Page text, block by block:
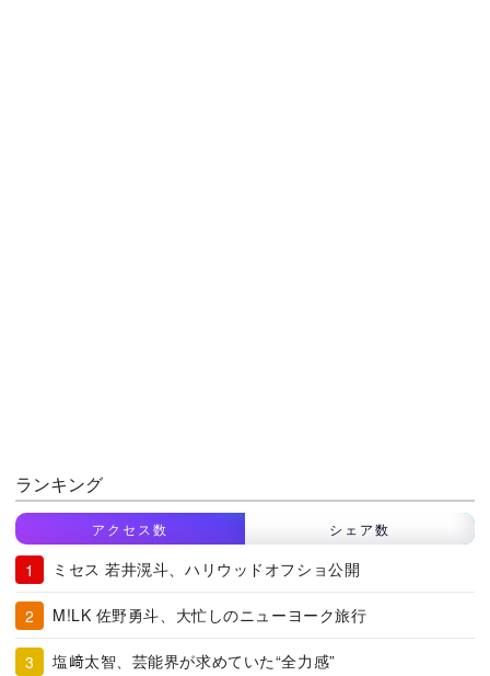
ランキング
アクセス数 シェア数
ミセス 若井滉斗、ハリウッドオフショ公開
M!LK 佐野勇斗、大忙しのニューヨーク旅行
塩﨑太智、芸能界が求めていた“全力感”